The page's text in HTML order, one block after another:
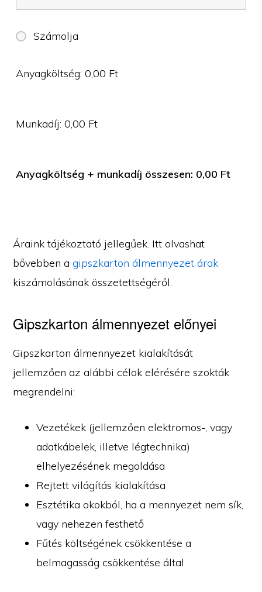
Számolja
Anyagköltség:0,00 Ft
Munkadíj:0,00 Ft
Anyagköltség + munkadíj összesen: 0,00 Ft
Áraink tájékoztató jellegűek. Itt olvashat
bővebben agipszkarton álmennyezet árak
kiszámolásának összetettségéről.
Gipszkarton álmennyezet előnyei
Gipszkarton álmennyezet kialakítását
jellemzően az alábbi célok elérésére szokták
megrendelni:
Vezetékek (jellemzően elektromos-, vagy
adatkábelek, illetve légtechnika)
elhelyezésének megoldása
Rejtett világítás kialakítása
Esztétika okokból, ha a mennyezet nem sík,
vagy nehezen festhető
Fűtés költségének csökkentése a
belmagasság csökkentése által